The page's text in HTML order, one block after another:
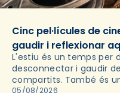
Cinc pel·lícules de
gaudir i reflexionar
L'estiu és un temps per
desconnectar i gaudir
compartits. També és
05/08/2026